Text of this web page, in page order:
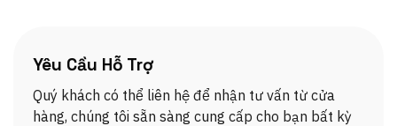
Yêu Cầu Hỗ Trợ
Quý khách có thể liên hệ để nhận tư vấn từ cửa
hàng, chúng tôi sẵn sàng cung cấp cho bạn bất kỳ